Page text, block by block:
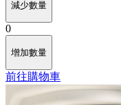
減少數量
0
增加數量
前往購物車